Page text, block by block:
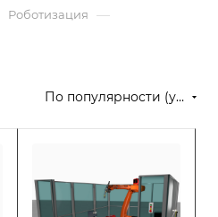
Роботизация —
По популярности (убывание)